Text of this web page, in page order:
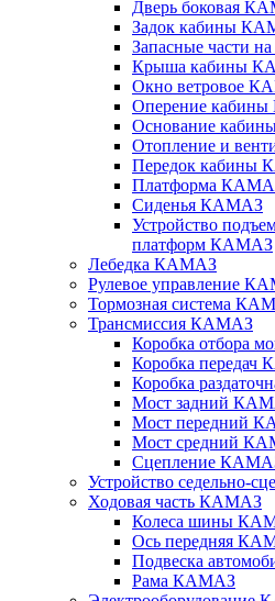
Дверь боковая
Задок кабины
Запасные части
Крыша кабины
Окно ветровое
Оперение
Основание
Отопление и
Передок кабины
Платформа
Сиденья КАМАЗ
Устройство
платформ КАМАЗ
Лебедка КАМАЗ
Рулевое управление
Тормозная система
Трансмиссия КАМАЗ
Коробка отбора
Коробка
Коробка
Мост задний
Мост передний
Мост средний
Сцепление
Устройство седельно-
Ходовая часть КАМАЗ
Колеса шины
Ось передняя
Подвеска
Рама КАМАЗ